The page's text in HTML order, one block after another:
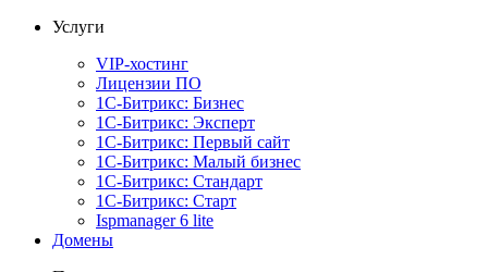
Услуги
VIP-хостинг
Лицензии ПО
1С-Битрикс: Бизнес
1С-Битрикс: Эксперт
1С-Битрикс: Первый сайт
1С-Битрикс: Малый бизнес
1С-Битрикс: Стандарт
1С-Битрикс: Старт
Ispmanager 6 lite
Домены